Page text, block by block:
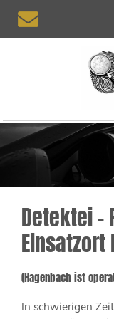
Detektei
(Hagenbach ist
In schwierigen